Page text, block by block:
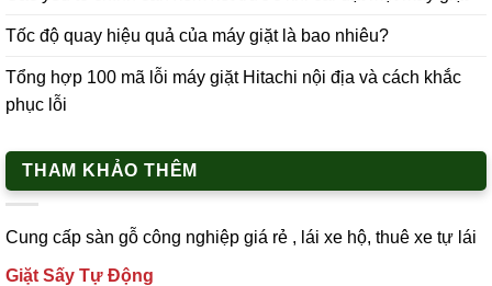
Tốc độ quay hiệu quả của máy giặt là bao nhiêu?
Tổng hợp 100 mã lỗi máy giặt Hitachi nội địa và cách khắc
phục lỗi
THAM KHẢO THÊM
Cung cấp sàn gỗ công nghiệp giá rẻ , lái xe hộ, thuê xe tự lái
Giặt Sấy Tự Động